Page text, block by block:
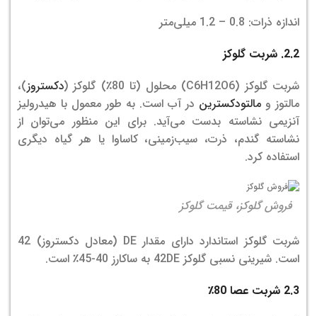
اندازه ذرات: 0.8 – 1.2 میلی‌متر
2.2. شربت گلوکز
شربت گلوکز (C6H12O6) محلول (تا 80٪) گلوکز (
دکستروز)،
مالتوز و مالتودکسترین در آب است. به طور معمول با هیدرولیز
آنزیمی نشاسته بدست می‌آید. برای این منظور می‌توان از
نشاسته گندم، ذرت، سیب‌زمینی، کاساوا یا هر گیاه دیگری
استفاده کرد.
فروش گلوکز، قیمت گلوکز
شربت گلوکز استاندارد دارای مقدار DE (معادل دکستروز) 42
است. شیرینی نسبی گلوکز 42DE به ساکارز 40-45٪ است.
2.3 شربت عصا 80٪